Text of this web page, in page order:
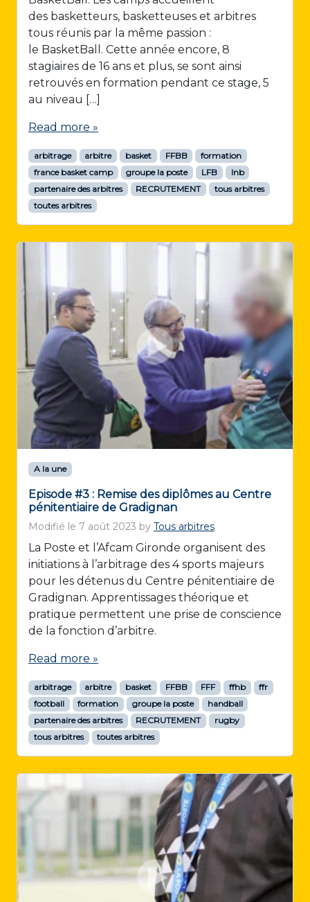
des basketteurs, basketteuses et arbitres
tous réunis par la même passion :
le BasketBall. Cette année encore, 8
stagiaires de 16 ans et plus, se sont ainsi
retrouvés en formation pendant ce stage, 5
au niveau […]
Read more »
arbitrage arbitre basket FFBB
formation
france basket camp
groupe la poste LFB
lnb
partenaire des arbitres
RECRUTEMENT
tous arbitres
toutes arbitres
A la une
Episode #3 : Remise des diplômes au Centre
pénitentiaire de Gradignan
Modifié le 7 août 2023 by Tous arbitres
La Poste et l’Afcam Gironde organisent des
initiations à l’arbitrage des 4 sports majeurs
pour les détenus du Centre pénitentiaire de
Gradignan. Apprentissages théorique et
pratique permettent une prise de conscience
de la fonction d’arbitre.
Read more »
arbitrage arbitre basket FFBB FFF ffhb
ffr
football
formation groupe la poste
handball
partenaire des arbitres
RECRUTEMENT
rugby
tous arbitres
toutes arbitres